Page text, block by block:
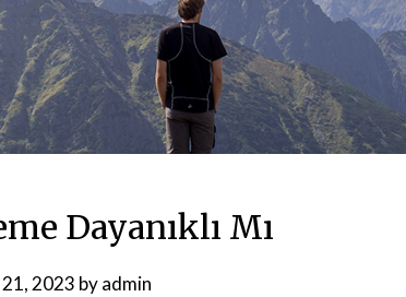
Dayanıklı Mı
2023 byadmin